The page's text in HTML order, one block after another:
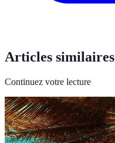
Articles similaires
Continuez votre lecture